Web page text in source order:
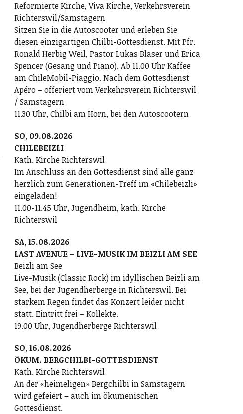
Reformierte Kirche, Viva Kirche, Verkehrsverein
Richterswil/Samstagern
Sitzen Sie in die Autoscooter und erleben Sie
diesen einzigartigen Chilbi-Gottesdienst. Mit Pfr.
Ronald Herbig Weil, Pastor Lukas Blaser und Erica
Spencer (Gesang und Piano). Ab 11.00 Uhr Kaffee
am ChileMobil-Piaggio. Nach dem Gottesdienst
Apéro – offeriert vom Verkehrsverein Richterswil
/ Samstagern
11.30 Uhr, Chilbi am Horn, bei den Autoscootern
SO, 09.08.2026
CHILEBEIZLI
Kath. Kirche Richterswil
Im Anschluss an den Gottesdienst sind alle ganz
herzlich zum Generationen-Treff im «Chilebeizli»
eingeladen!
11.00-11.45 Uhr, Jugendheim, kath. Kirche
Richterswil
SA, 15.08.2026
LAST AVENUE – LIVE-MUSIK IM BEIZLI AM SEE
Beizli am See
Live-Musik (Classic Rock) im idyllischen Beizli am
See, bei der Jugendherberge in Richterswil. Bei
starkem Regen findet das Konzert leider nicht
statt. Eintritt frei – Kollekte.
19.00 Uhr, Jugendherberge Richterswil
SO, 16.08.2026
ÖKUM. BERGCHILBI-GOTTESDIENST
Kath. Kirche Richterswil
An der «heimeligen» Bergchilbi in Samstagern
wird gefeiert – auch im ökumenischen
Gottesdienst.